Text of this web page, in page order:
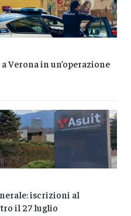
Verona in un’operazione
iscrizioni al
il 27 luglio